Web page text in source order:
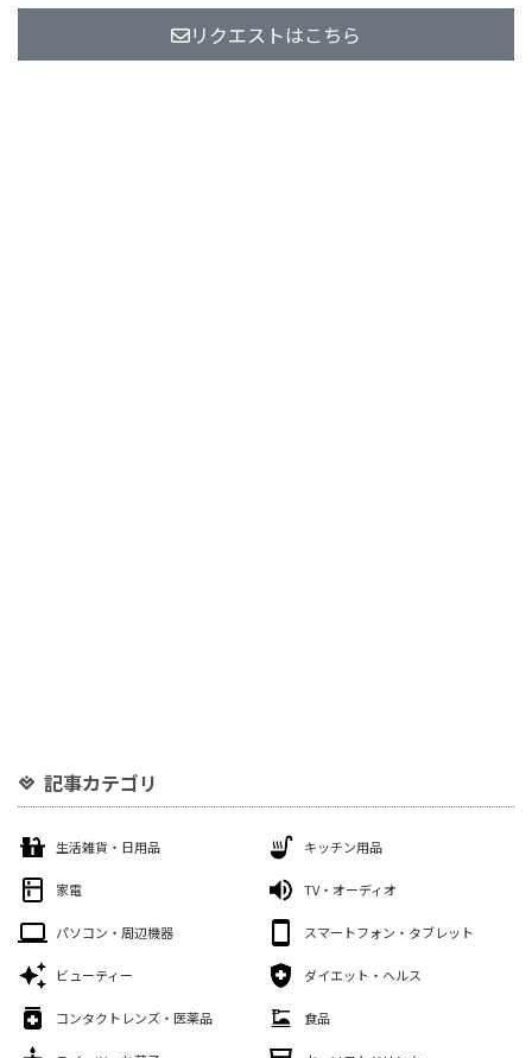
リクエストはこちら
記事カテゴリ
生活雑貨・日用品 キッチン用品
家電 TV・オーディオ
パソコン・周辺機器 スマートフォン・タブレット
ビューティー ダイエット・ヘルス
コンタクトレンズ・医薬品 食品